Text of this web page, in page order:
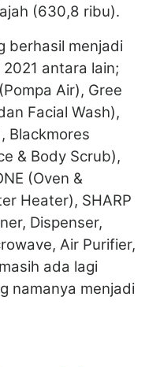
(630,8 ribu).
berhasil menjadi
antara lain;
Air), Gree
Facial Wash),
Blackmores
& Body Scrub),
(Oven &
Heater), SHARP
Dispenser,
Air Purifier,
ada lagi
namanya menjadi